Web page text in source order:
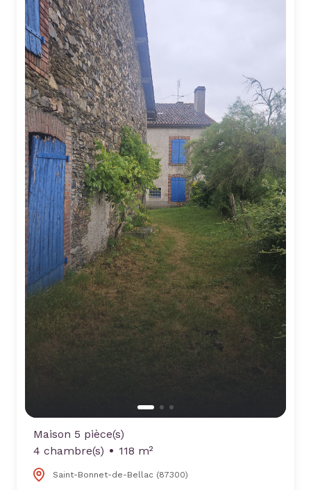
Maison 5 pièce(s)
4 chambre(s)
118 m²
Saint-Bonnet-de-Bellac (87300)